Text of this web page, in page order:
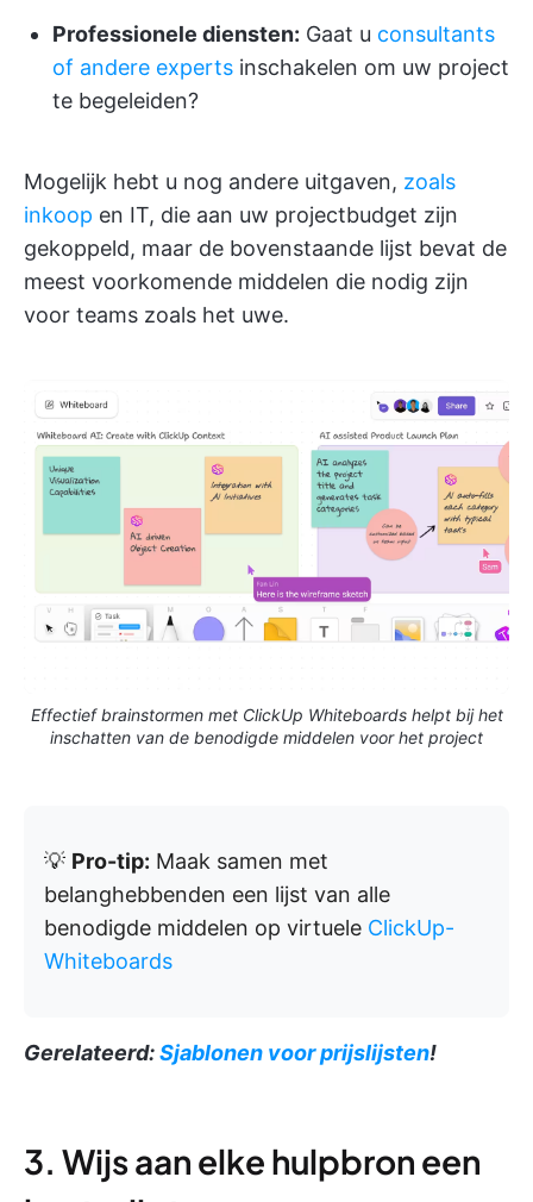
Professionele diensten: Gaat u consultants
of andere experts inschakelen om uw project
te begeleiden?
Mogelijk hebt u nog andere uitgaven, zoals
inkoop en IT, die aan uw projectbudget zijn
gekoppeld, maar de bovenstaande lijst bevat de
meest voorkomende middelen die nodig zijn
voor teams zoals het uwe.
Effectief brainstormen met ClickUp Whiteboards helpt bij het
inschatten van de benodigde middelen voor het project
💡 Pro-tip: Maak samen met
belanghebbenden een lijst van alle
benodigde middelen op virtuele ClickUp-
Whiteboards
Gerelateerd:Sjablonen voor prijslijsten!
3. Wijs aan elke hulpbron een